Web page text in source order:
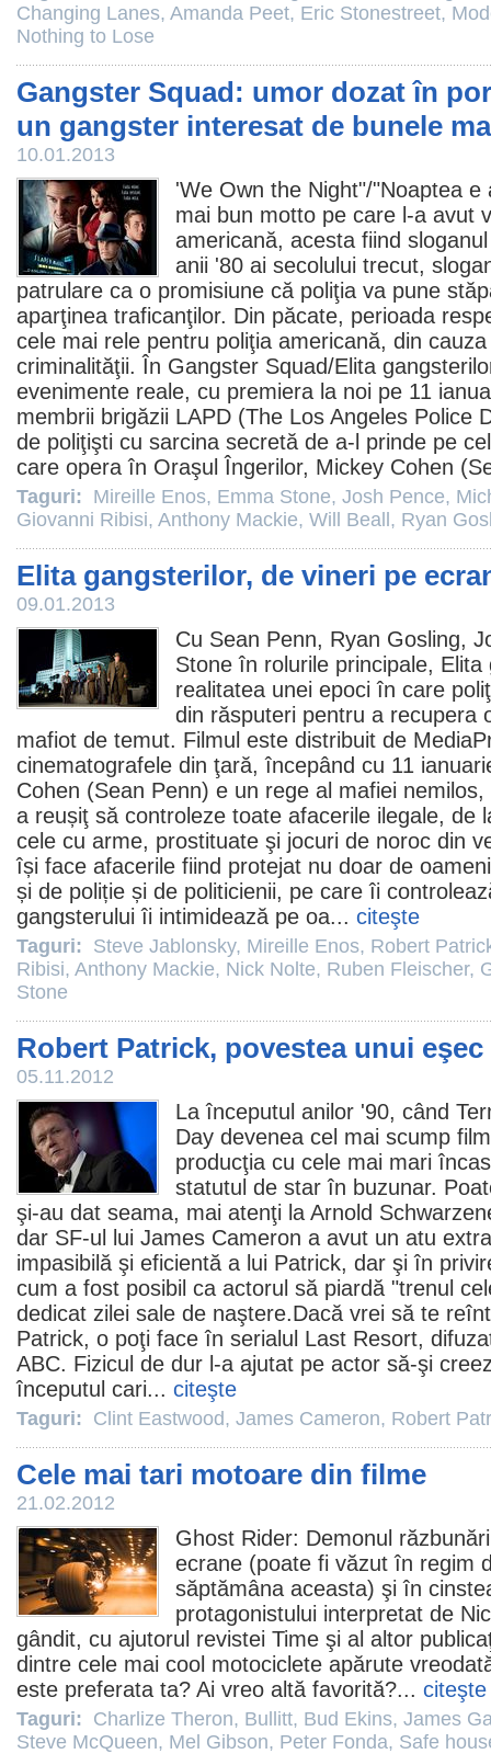
Changing Lanes, Amanda Peet, Eric Stonestreet,
Nothing to Lose
Gangster Squad: umor dozat în
un gangster interesat de bunele
10.01.2013
'We Own the Night"/"Noaptea
mai bun motto pe care l-a avut
americană, acesta fiind
anii '80 ai secolului trecut,
patrulare ca o promisiune că poliţia va pune
aparţinea traficanţilor. Din păcate, perioada
cele mai rele pentru poliţia americană, din
criminalităţii. În Gangster Squad/Elita
evenimente reale, cu premiera la noi pe 11
membrii brigăzii LAPD (The Los Angeles Police
de poliţişti cu sarcina secretă de a-l prinde pe
care opera în Oraşul Îngerilor, Mickey Cohen (
Taguri: Mireille Enos, Emma Stone, Josh Pence,
Giovanni Ribisi, Anthony Mackie, Will Beall , Ryan
Elita gangsterilor, de vineri pe
09.01.2013
Cu Sean Penn, Ryan Gosling,
Stone în rolurile principale, Elita
realitatea unei epoci în care
din răsputeri pentru a recupera
mafiot de temut. Filmul este distribuit de
cinematografele din ţară, începând cu 11
Cohen (Sean Penn) e un rege al mafiei
a reușiţ să controleze toate afacerile ilegale, de
cele cu arme, prostituate şi jocuri de noroc din
își face afacerile fiind protejat nu doar de
și de poliție și de politicienii, pe care îi
gangsterului îi intimidează pe oa... citeşte
Taguri: Steve Jablonsky, Mireille Enos, Robert
Ribisi, Anthony Mackie, Nick Nolte, Ruben Fleischer,
Stone
Robert Patrick, povestea unui eşec
05.11.2012
La începutul anilor '90, când
Day devenea cel mai scump film
producţia cu cele mai mari
statutul de star în buzunar.
şi-au dat seama, mai atenţi la Arnold
dar SF-ul lui James Cameron a avut un atu
impasibilă şi eficientă a lui Patrick, dar şi în
cum a fost posibil ca actorul să piardă "trenul
dedicat zilei sale de naştere.Dacă vrei să te
Patrick, o poţi face în serialul Last Resort,
ABC. Fizicul de dur l-a ajutat pe actor să-şi
începutul cari... citeşte
Taguri: Clint Eastwood, James Cameron, Robert
Cele mai tari motoare din filme
21.02.2012
Ghost Rider: Demonul
ecrane (poate fi văzut în regim
săptămâna aceasta) şi în
protagonistului interpretat de
gândit, cu ajutorul revistei Time şi al altor
dintre cele mai cool motociclete apărute
este preferata ta? Ai vreo altă favorită?... citeşte
Taguri: Charlize Theron, Bullitt, Bud Ekins, James
Steve McQueen, Mel Gibson, Peter Fonda, Safe